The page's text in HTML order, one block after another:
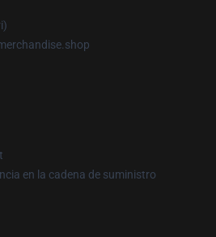
en la cadena de suministro